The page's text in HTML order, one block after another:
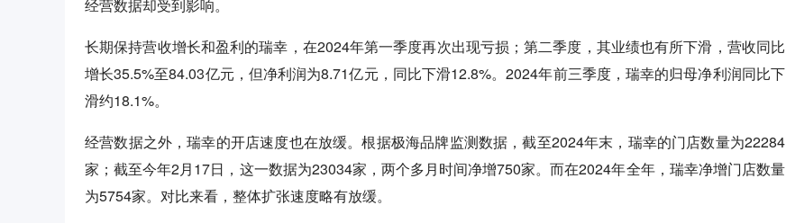
经营数据却受到影响。
长期保持营收增长和盈利的瑞幸，在2024年第一季度再次出现亏损；第二季度，其业绩也有所下滑，营收同比
增长35.5%至84.03亿元，但净利润为8.71亿元，同比下滑12.8%。2024年前三季度，瑞幸的归母净利润同比下
滑约18.1%。
经营数据之外，瑞幸的开店速度也在放缓。根据极海品牌监测数据，截至2024年末，瑞幸的门店数量为22284
家；截至今年2月17日，这一数据为23034家，两个多月时间净增750家。而在2024年全年，瑞幸净增门店数量
为5754家。对比来看，整体扩张速度略有放缓。